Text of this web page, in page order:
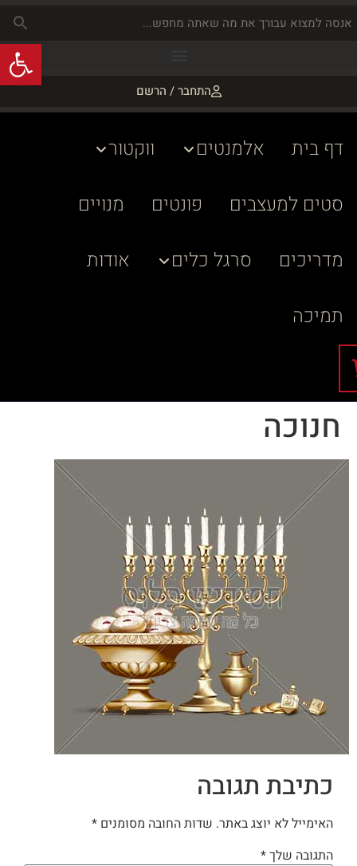
התחבר / הרשם
דף בית אלמנטים
ווקטור
סטים למעצבים
פונטים
מנויים
מדריכים
סרגל כלים
אודות
תמיכה
חנוכה
כתיבת תגובה
האימייל לא יוצג באתר. שדות החובה מסומנים *
התגובה שלך*